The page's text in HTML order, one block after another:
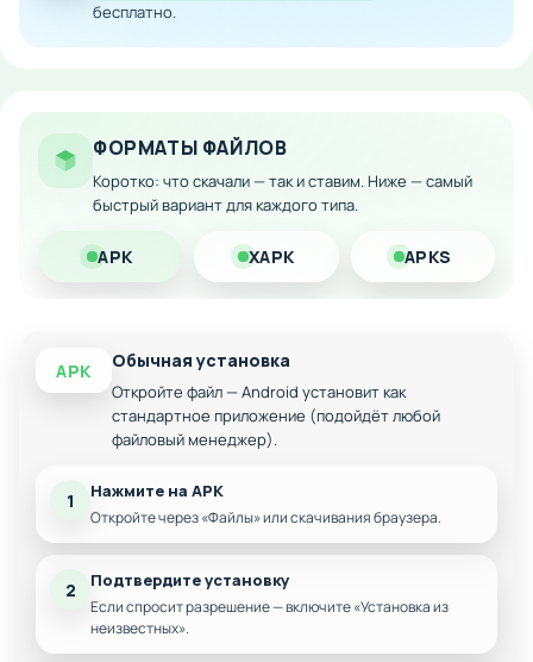
Быстрое развитие персонажа
Полная свобода в модификации волчка
продуманный интерфейс делают игру доступной для всех,
кто ценит качественный геймплей без сложных механик.
Скачайте мод версию на Android прямо сейчас и получите
неограниченные возможности!
бесплатно.
ФОРМАТЫ ФАЙЛОВ
Коротко: что скачали — так и ставим. Ниже — самый
быстрый вариант для каждого типа.
APK XAPK APKS
APK Обычная установка
Откройте файл — Android установит как
стандартное приложение (подойдёт любой
файловый менеджер).
1 Нажмите на APK
Откройте через «Файлы» или скачивания браузера.
2 Подтвердите установку
Если спросит разрешение — включите «Установка из
неизвестных».